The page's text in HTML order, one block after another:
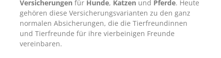
Versicherungen für Hunde, Katzen und Pferde. Heute
gehören diese Versicherungsvarianten zu den ganz
normalen Absicherungen, die die Tierfreundinnen
und Tierfreunde für ihre vierbeinigen Freunde
vereinbaren.